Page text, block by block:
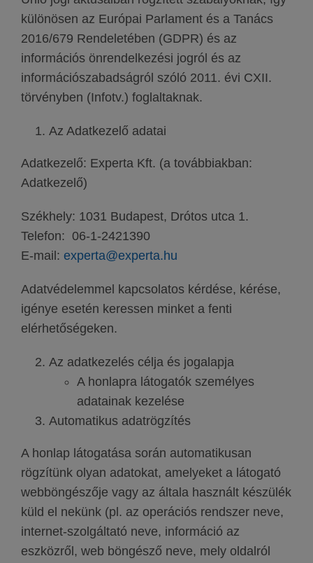
különösen az Európai Parlament és a Tanács
2016/679 Rendeletében (GDPR) és az
információs önrendelkezési jogról és az
információszabadságról szóló 2011. évi CXII.
törvényben (Infotv.) foglaltaknak.
Az Adatkezelő adatai
Adatkezelő: Experta Kft. (a továbbiakban:
Adatkezelő)
Székhely: 1031 Budapest, Drótos utca 1.
Telefon: 06-1-2421390
E-mail: experta@experta.hu
Adatvédelemmel kapcsolatos kérdése, kérése,
igénye esetén keressen minket a fenti
elérhetőségeken.
Az adatkezelés célja és jogalapja
A honlapra látogatók személyes
adatainak kezelése
Automatikus adatrögzítés
A honlap látogatása során automatikusan
rögzítünk olyan adatokat, amelyeket a látogató
webböngészője vagy az általa használt készülék
küld el nekünk (pl. az operációs rendszer neve,
internet-szolgáltató neve, információ az
eszközről, web böngésző neve, mely oldalról